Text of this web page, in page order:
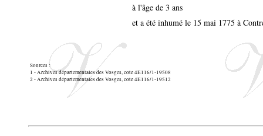
à l'âge de 3 ans
et a été inhumé le 15 mai 1775 à
Sources :
1 - Archives départementales des Vosges, cote 4E116/1-19508
2 - Archives départementales des Vosges, cote 4E116/1-19512